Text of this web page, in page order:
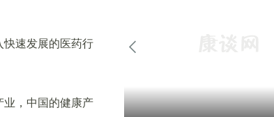
速发展的医药行
，中国的健康产